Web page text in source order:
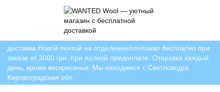
доставка Новой почтой на отделение/почтомат бесплатно при
заказе от 3000 грн. при полной предоплате. Отправка каждый
день, кроме воскресенья. Мы находимся г. Светловодск
Кировоградская обл.